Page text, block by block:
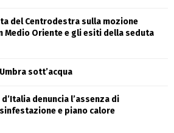
del Centrodestra sulla mozione
Medio Oriente e gli esiti della seduta
sott’acqua
denuncia l’assenza di
e piano calore